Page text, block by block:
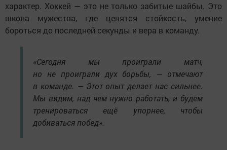
характер. Хоккей — это не только забитые шайбы. Это
школа мужества, где ценятся стойкость, умение
бороться до последней секунды и вера в команду.
«Сегодня мы проиграли матч,
но не проиграли дух борьбы, — отмечают
в команде. — Этот опыт делает нас сильнее.
Мы видим, над чем нужно работать, и будем
тренироваться ещё упорнее, чтобы
добиваться побед».